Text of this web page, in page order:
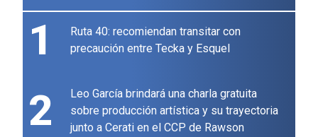
1
Ruta 40: recomiendan transitar con
precaución entre Tecka y Esquel
2
Leo García brindará una charla gratuita
sobre producción artística y su trayectoria
junto a Cerati en el CCP de Rawson